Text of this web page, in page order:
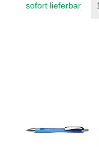
sofort lieferbar